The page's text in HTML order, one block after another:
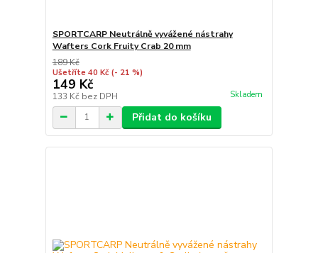
SPORTCARP Neutrálně vyvážené nástrahy
Wafters Cork Fruity Crab 20 mm
189 Kč
Ušetříte 40 Kč (- 21 %)
149 Kč
133 Kč bez DPH Skladem
Přidat do košíku